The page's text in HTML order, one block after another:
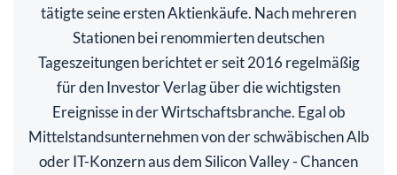
tätigte seine ersten Aktienkäufe. Nach mehreren
Stationen bei renommierten deutschen
Tageszeitungen berichtet er seit 2016 regelmäßig
für den Investor Verlag über die wichtigsten
Ereignisse in der Wirtschaftsbranche. Egal ob
Mittelstandsunternehmen von der schwäbischen Alb
oder IT-Konzern aus dem Silicon Valley - Chancen